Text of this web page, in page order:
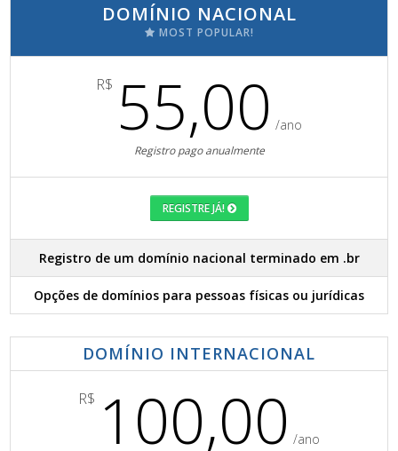
DOMÍNIO NACIONAL
MOST POPULAR!
R$ 55,00 /ano
Registro pago anualmente
REGISTRE JÁ!
Registro de um domínio nacional terminado em .br
Opções de domínios para pessoas físicas ou jurídicas
DOMÍNIO INTERNACIONAL
R$ 100,00 /ano